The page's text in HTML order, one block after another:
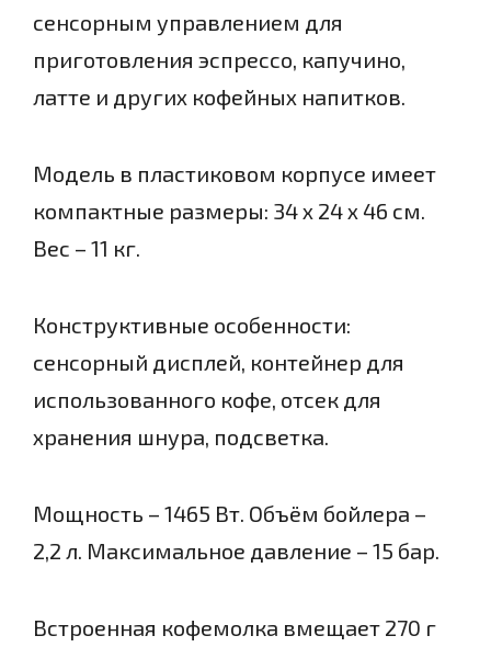
сенсорным управлением для
приготовления эспрессо, капучино,
латте и других кофейных напитков.
Модель в пластиковом корпусе имеет
компактные размеры: 34 х 24 х 46 см.
Вес – 11 кг.
Конструктивные особенности:
сенсорный дисплей, контейнер для
использованного кофе, отсек для
хранения шнура, подсветка.
Мощность – 1465 Вт. Объём бойлера –
2,2 л. Максимальное давление – 15 бар.
Встроенная кофемолка вмещает 270 г